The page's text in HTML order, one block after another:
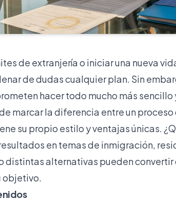
de extranjería o iniciar una nueva
de dudas cualquier plan. Sin
hacer todo mucho más sencillo
marcar la diferencia entre un proceso
su propio estilo y ventajas únicas.
en temas de inmigración,
distintas alternativas pueden